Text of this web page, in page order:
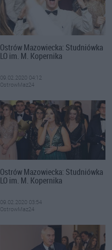
Ostrów Mazowiecka: Studniówka
LO im. M. Kopernika
09.02.2020 04:12
OstrowMaz24
Ostrów Mazowiecka: Studniówka
LO im. M. Kopernika
09.02.2020 03:54
OstrowMaz24